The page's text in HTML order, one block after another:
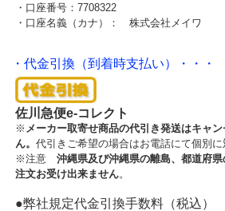
・口座番号：7708322
・口座名義（カナ）： 株式会社メイワ
・代金引換（到着時支払い）・・・
佐川急便e-コレクト
※ メーカー取寄せ商品の代引き発送はキャ
ん。 代引きご希望の場合はお電話にて個別に
※注意 沖縄県及び沖縄県の離島、都道府県
注文お受け出来ません。
●弊社規定代金引換手数料（税込）